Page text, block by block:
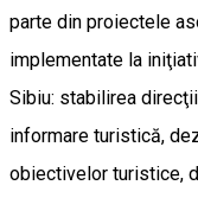
parte din proiectele
implementate la
Sibiu: stabilirea
informare turistică,
obiectivelor turistice,